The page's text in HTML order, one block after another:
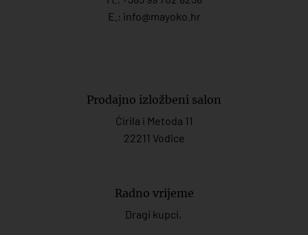
E.: info@mayoko. hr
Prodajno izložbeni salon
Ćirila i Metoda 11
22211 Vodice
Radno vrijeme
Dragi kupci,